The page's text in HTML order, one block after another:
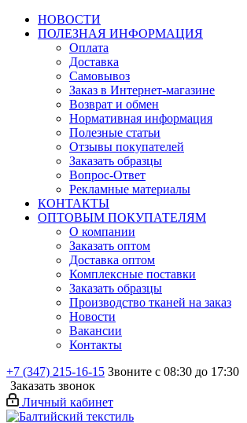
НОВОСТИ
ПОЛЕЗНАЯ ИНФОРМАЦИЯ
Оплата
Доставка
Самовывоз
Заказ в Интернет-магазине
Возврат и обмен
Нормативная информация
Полезные статьи
Отзывы покупателей
Заказать образцы
Вопрос-Ответ
Рекламные материалы
КОНТАКТЫ
ОПТОВЫМ ПОКУПАТЕЛЯМ
О компании
Заказать оптом
Доставка оптом
Комплексные поставки
Заказать образцы
Производство тканей на заказ
Новости
Вакансии
Контакты
+7 (347) 215-16-15 Звоните с 08:30 до 17:30
Заказать звонок
Личный кабинет